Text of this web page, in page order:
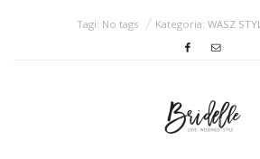
Tagi: No tags Kategoria:WASZ STYL